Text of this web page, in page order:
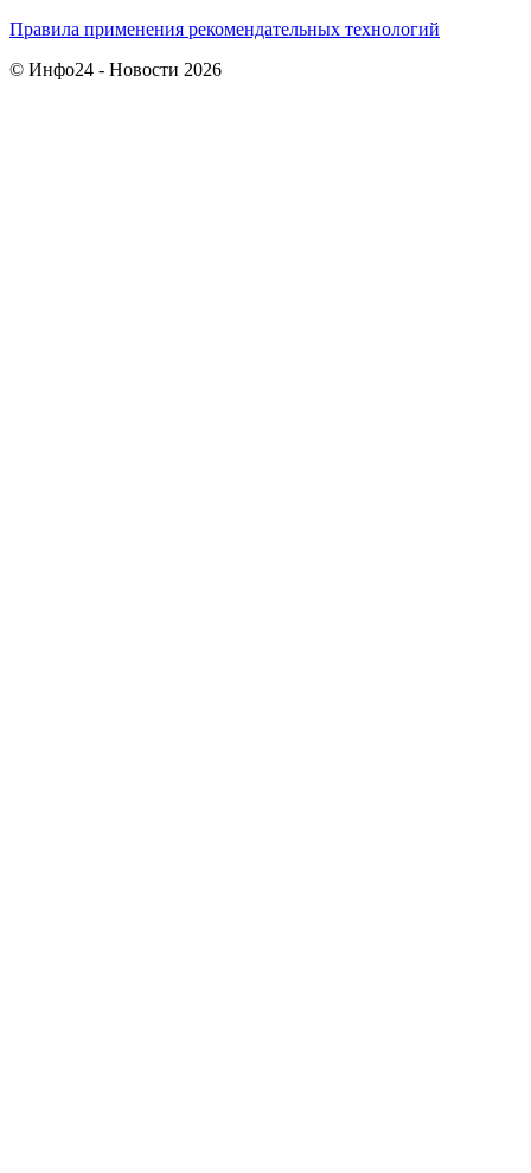
Правила применения рекомендательных технологий
© Инфо24 - Новости 2026